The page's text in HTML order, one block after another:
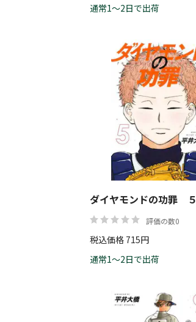
通常1～2日で出荷
ダイヤモンドの功罪 ５
評価の数0
税込価格 715円
通常1～2日で出荷